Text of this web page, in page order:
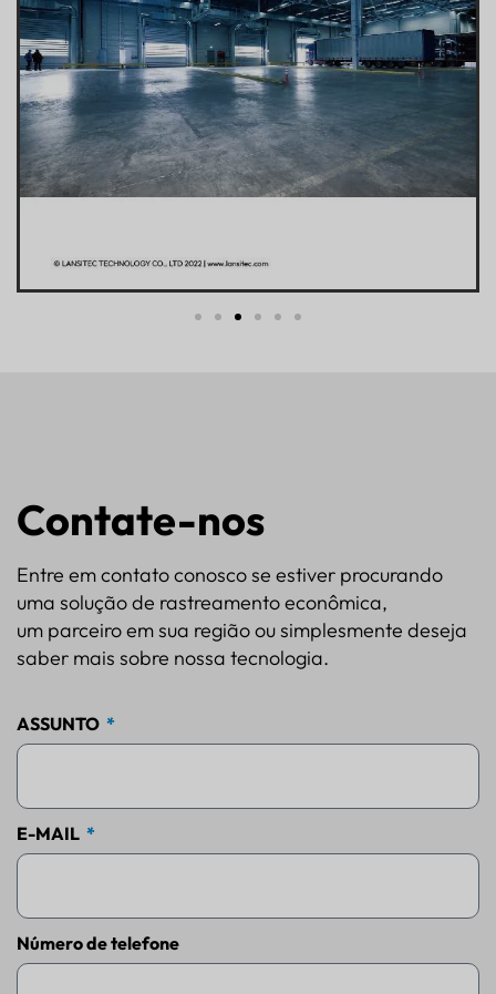
Contate-nos
Entre em contato conosco se estiver procurando
uma solução de rastreamento econômica,
um parceiro em sua região ou simplesmente deseja
saber mais sobre nossa tecnologia.
ASSUNTO
E-MAIL
Número de telefone